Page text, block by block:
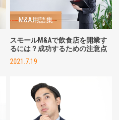
M&A用語集
スモールM&Aで飲食店を開業す
るには？成功するための注意点
2021.7.19